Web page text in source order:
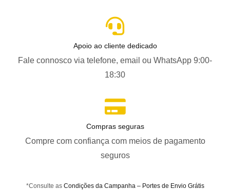
Apoio ao cliente dedicado
Fale connosco via telefone, email ou WhatsApp 9:00-
18:30
Compras seguras
Compre com confiança com meios de pagamento
seguros
*Consulte as Condições da Campanha – Portes de Envio Grátis